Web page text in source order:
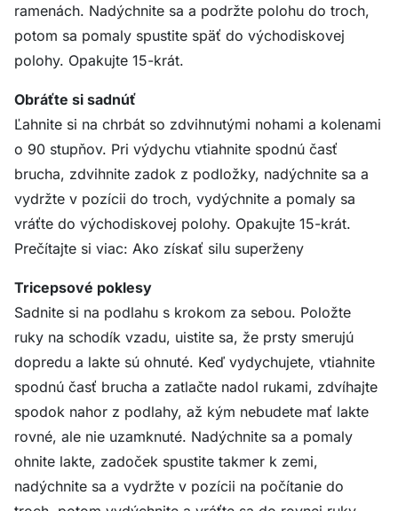
ramenách. Nadýchnite sa a podržte polohu do troch,
potom sa pomaly spustite späť do východiskovej
polohy. Opakujte 15-krát.
Obráťte si sadnúť
Ľahnite si na chrbát so zdvihnutými nohami a kolenami
o 90 stupňov. Pri výdychu vtiahnite spodnú časť
brucha, zdvihnite zadok z podložky, nadýchnite sa a
vydržte v pozícii do troch, vydýchnite a pomaly sa
vráťte do východiskovej polohy. Opakujte 15-krát.
Prečítajte si viac: Ako získať silu superženy
Tricepsové poklesy
Sadnite si na podlahu s krokom za sebou. Položte
ruky na schodík vzadu, uistite sa, že prsty smerujú
dopredu a lakte sú ohnuté. Keď vydychujete, vtiahnite
spodnú časť brucha a zatlačte nadol rukami, zdvíhajte
spodok nahor z podlahy, až kým nebudete mať lakte
rovné, ale nie uzamknuté. Nadýchnite sa a pomaly
ohnite lakte, zadoček spustite takmer k zemi,
nadýchnite sa a vydržte v pozícii na počítanie do